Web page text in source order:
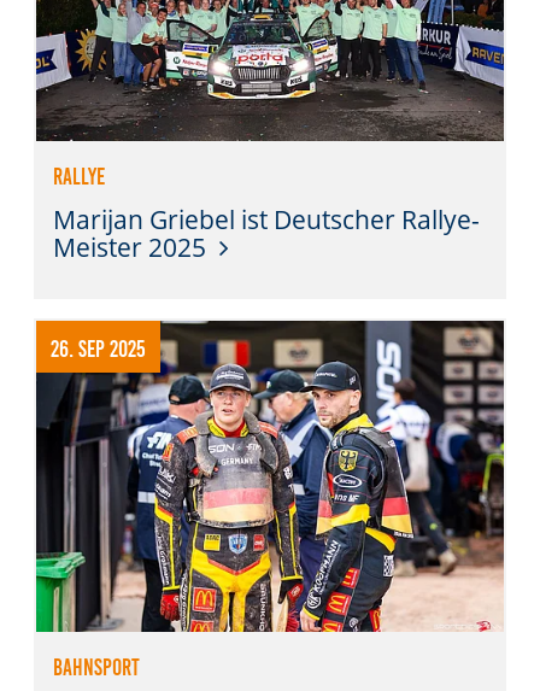
Rallye
Marijan Griebel ist Deutscher Rallye-
Meister 2025
26. Sep 2025
Bahnsport